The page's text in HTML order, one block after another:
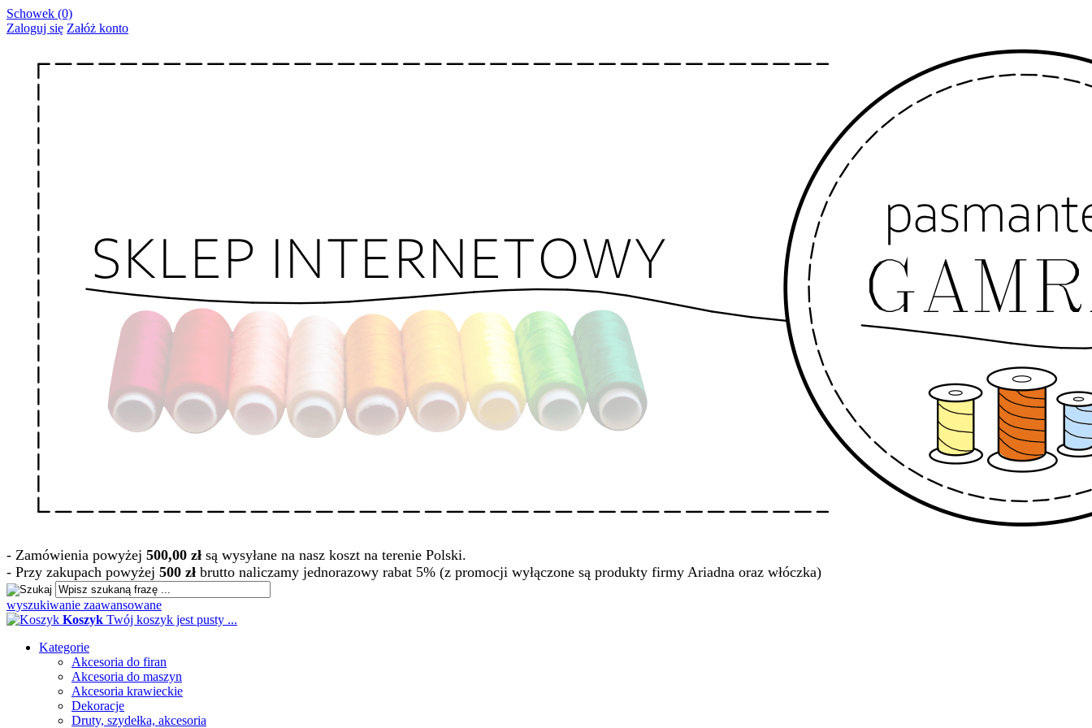
Schowek (0)
Zaloguj się Załóż konto
- Zamówienia powyżej 500,00 zł są wysyłane na nasz koszt na terenie Polski.
- Przy zakupach powyżej 500 zł brutto naliczamy jednorazowy rabat 5% (z promocji wyłączone są produkty firmy Ariadna oraz włóczka)
wyszukiwanie zaawansowane
Koszyk Twój koszyk jest pusty ...
Kategorie
Akcesoria do firan
Akcesoria do maszyn
Akcesoria krawieckie
Dekoracje
Druty, szydełka, akcesoria